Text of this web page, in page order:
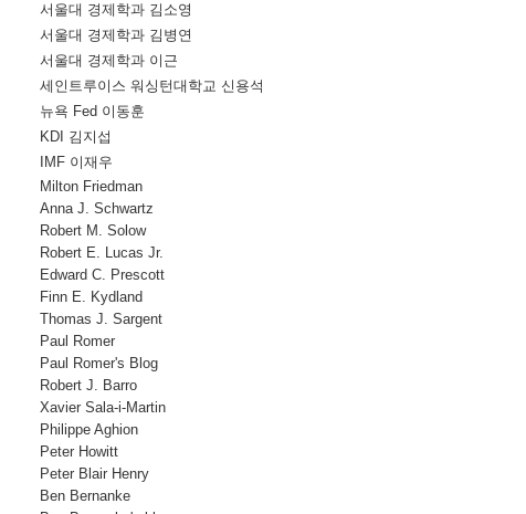
서울대 경제학과 김소영
서울대 경제학과 김병연
서울대 경제학과 이근
세인트루이스 워싱턴대학교 신용석
뉴욕 Fed 이동훈
KDI 김지섭
IMF 이재우
Milton Friedman
Anna J. Schwartz
Robert M. Solow
Robert E. Lucas Jr.
Edward C. Prescott
Finn E. Kydland
Thomas J. Sargent
Paul Romer
Paul Romer's Blog
Robert J. Barro
Xavier Sala-i-Martin
Philippe Aghion
Peter Howitt
Peter Blair Henry
Ben Bernanke